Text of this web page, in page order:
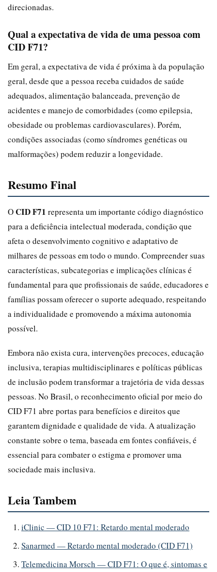
direcionadas.
Qual a expectativa de vida de uma pessoa com
CID F71?
Em geral, a expectativa de vida é próxima à da população
geral, desde que a pessoa receba cuidados de saúde
adequados, alimentação balanceada, prevenção de
acidentes e manejo de comorbidades (como epilepsia,
obesidade ou problemas cardiovasculares). Porém,
condições associadas (como síndromes genéticas ou
malformações) podem reduzir a longevidade.
Resumo Final
O CID F71 representa um importante código diagnóstico
para a deficiência intelectual moderada, condição que
afeta o desenvolvimento cognitivo e adaptativo de
milhares de pessoas em todo o mundo. Compreender suas
características, subcategorias e implicações clínicas é
fundamental para que profissionais de saúde, educadores e
famílias possam oferecer o suporte adequado, respeitando
a individualidade e promovendo a máxima autonomia
possível.
Embora não exista cura, intervenções precoces, educação
inclusiva, terapias multidisciplinares e políticas públicas
de inclusão podem transformar a trajetória de vida dessas
pessoas. No Brasil, o reconhecimento oficial por meio do
CID F71 abre portas para benefícios e direitos que
garantem dignidade e qualidade de vida. A atualização
constante sobre o tema, baseada em fontes confiáveis, é
essencial para combater o estigma e promover uma
sociedade mais inclusiva.
Leia Tambem
iClinic — CID 10 F71: Retardo mental moderado
Sanarmed — Retardo mental moderado (CID F71)
Telemedicina Morsch — CID F71: O que é, sintomas e